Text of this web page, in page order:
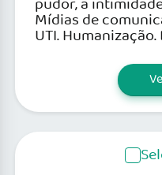
Mídias de
UTI.